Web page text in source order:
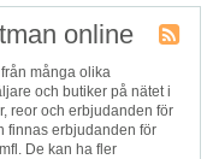
Tagg
RSS
online
många olika
och butiker på nätet i
reor och erbjudanden för
finnas erbjudanden för
De kan ha fler